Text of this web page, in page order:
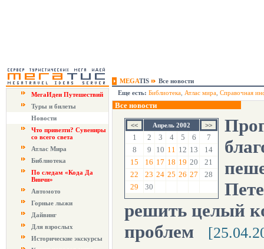
MEGATIS
Все новости
МегаИдеи Путешествий
Туры и билеты
Новости
Что привезти? Сувениры
со всего света
Атлас Мира
Библиотека
По следам «Кода Да
Винчи»
Автомото
Горные лыжи
Дайвинг
Для взрослых
Исторические экскурсы
Еще есть: Библиотека Атлас мира Справочная
Все новости
Апрель 2002
1 2 3 4 5 6
7
8
9 10 11 12 13
14
15
16 17 18 19 20
21
22
23 24 25 26 27
28
29
30
решить целый
проблем